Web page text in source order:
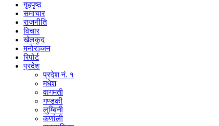
गृहपृष्ठ
समाचार
राजनीति
विचार
खेलकुद
मनोरञ्जन
रिपोर्ट
प्रदेश
प्रदेश नं. १
मधेश
वागमती
गण्डकी
लुम्बिनी
कर्णाली